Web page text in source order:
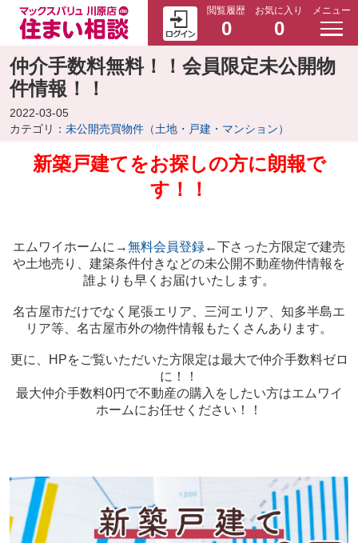
閲覧履歴
0
お気に入り
0
メニュー
仲介手数料無料！！会員限定未公開物
件情報！！
2022-03-05
カテゴリ： 未公開売買物件（土地・戸建・マンション）
新築戸建てをお探しの方に朗報で
す！！
エムワイホームに→無料会員登録←下さった方限定で建売
や土地売り、建築条件付きなどの未公開不動産物件情報を
誰よりも早くお届けいたします。
名古屋市だけでなく尾張エリア、三河エリア、知多半島エ
リア等、名古屋市外の物件情報もたくさんあります。
更に、HPをご覧いただいた方限定は最大で仲介手数料ゼロ
に！！
最大仲介手数料0円で不動産の購入をしたい方はエムワイ
ホームにお任せください！！